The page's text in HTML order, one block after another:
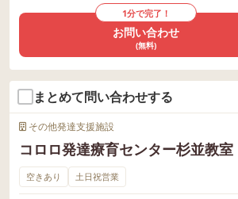
1分で完了！
お問い合わせ
(無料)
まとめて問い合わせする
その他発達支援施設
コロロ発達療育センター杉並教室
空きあり 土日祝営業